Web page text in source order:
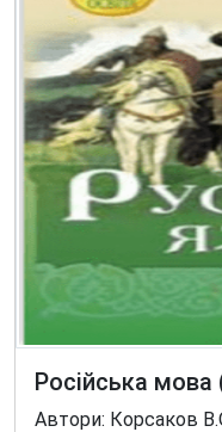
Російська мова
Автори: Корсаков